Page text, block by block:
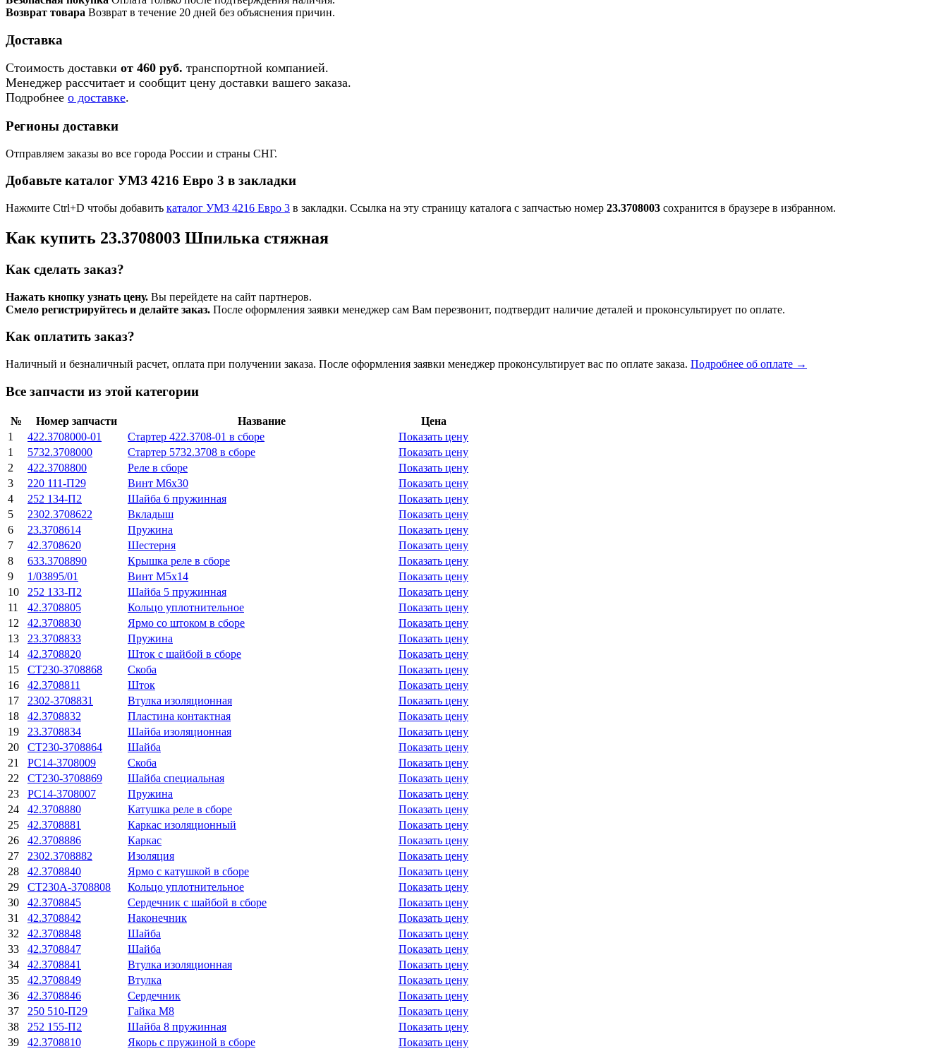
Возврат товара Возврат в течение 20 дней без объяснения причин.
Доставка
Стоимость доставки от 460 руб. транспортной компанией.
Менеджер рассчитает и сообщит цену доставки вашего заказа.
Подробнее о доставке.
Регионы доставки
Отправляем заказы во все города России и страны СНГ.
Добавьте каталог УМЗ 4216 Евро 3 в закладки
Нажмите Ctrl+D чтобы добавить каталог УМЗ 4216 Евро 3 в закладки. Ссылка на эту страницу каталога с запчастью номер 23.3708003 сохранится в браузере в избранном.
Как купить 23.3708003 Шпилька стяжная
Как сделать заказ?
Нажать кнопку узнать цену. Вы перейдете на сайт партнеров.
Смело регистрируйтесь и делайте заказ. После оформления заявки менеджер сам Вам перезвонит, подтвердит наличие деталей и проконсультирует по оплате.
Как оплатить заказ?
Наличный и безналичный расчет, оплата при получении заказа. После оформления заявки менеджер проконсультирует вас по оплате заказа. Подробнее об оплате →
Все запчасти из этой категории
№ Номер запчасти Название
Цена
1
422.3708000-01 Стартер 422.3708-01 в сборе
Показать цену
1
5732.3708000 Стартер 5732.3708 в сборе
Показать цену
2
422.3708800 Реле в сборе
Показать цену
3
220 111-П29 Винт М6х30
Показать цену
4
252 134-П2 Шайба 6 пружинная
Показать цену
5
2302.3708622 Вкладыш
Показать цену
6
23.3708614 Пружина
Показать цену
7
42.3708620 Шестерня
Показать цену
8
633.3708890 Крышка реле в сборе
Показать цену
9
1/03895/01 Винт М5х14
Показать цену
10
252 133-П2 Шайба 5 пружинная
Показать цену
11
42.3708805 Кольцо уплотнительное
Показать цену
12
42.3708830 Ярмо со штоком в сборе
Показать цену
13
23.3708833 Пружина
Показать цену
14
42.3708820 Шток с шайбой в сборе
Показать цену
15
СТ230-3708868 Скоба
Показать цену
16
42.3708811 Шток
Показать цену
17
2302-3708831 Втулка изоляционная
Показать цену
18
42.3708832 Пластина контактная
Показать цену
19
23.3708834 Шайба изоляционная
Показать цену
20
СТ230-3708864 Шайба
Показать цену
21
РС14-3708009 Скоба
Показать цену
22
СТ230-3708869 Шайба специальная
Показать цену
23
РС14-3708007 Пружина
Показать цену
24
42.3708880 Катушка реле в сборе
Показать цену
25
42.3708881 Каркас изоляционный
Показать цену
26
42.3708886 Каркас
Показать цену
27
2302.3708882 Изоляция
Показать цену
28
42.3708840 Ярмо с катушкой в сборе
Показать цену
29
СТ230А-3708808 Кольцо уплотнительное
Показать цену
30
42.3708845 Сердечник с шайбой в сборе
Показать цену
31
42.3708842 Наконечник
Показать цену
32
42.3708848 Шайба
Показать цену
33
42.3708847 Шайба
Показать цену
34
42.3708841 Втулка изоляционная
Показать цену
35
42.3708849 Втулка
Показать цену
36
42.3708846 Сердечник
Показать цену
37
250 510-П29 Гайка М8
Показать цену
38
252 155-П2 Шайба 8 пружинная
Показать цену
39
42.3708810 Якорь с пружиной в сборе
Показать цену